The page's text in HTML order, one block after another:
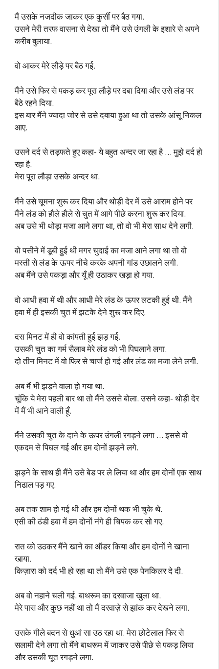
मैं उसके नजदीक जाकर एक कुर्सी पर बैठ गया.
उसने मेरी तरफ वासना से देखा तो मैंने उसे उंगली के इशारे से अपने
करीब बुलाया.
वो आकर मेरे लौड़े पर बैठ गई.
मैंने उसे फिर से पकड़ कर पूरा लौड़े पर दबा दिया और उसे लंड पर
बैठे रहने दिया.
इस बार मैंने ज्यादा जोर से उसे दबाया हुआ था तो उसके आंसू निकल
आए.
उसने दर्द से तड़फते हुए कहा- ये बहुत अन्दर जा रहा है … मुझे दर्द हो
रहा है.
मेरा पूरा लौड़ा उसके अन्दर था.
मैंने उसे चूमना शुरू कर दिया और थोड़ी देर में उसे आराम होने पर
मैंने लंड को हौले हौले से चुत में आगे पीछे करना शुरू कर दिया.
अब उसे भी थोड़ा मजा आने लगा था, तो वो भी मेरा साथ देने लगी.
वो पसीने में डूबी हुई थी मगर चुदाई का मजा आने लगा था तो वो
मस्ती से लंड के ऊपर नीचे करके अपनी गांड उछालने लगी.
अब मैंने उसे पकड़ा और यूँ ही उठाकर खड़ा हो गया.
वो आधी हवा में थी और आधी मेरे लंड के ऊपर लटकी हुई थी. मैंने
हवा में ही इसकी चुत में झटके देने शुरू कर दिए.
दस मिनट में ही वो कांपती हुई झड़ गई.
उसकी चुत का गर्म सैलाब मेरे लंड को भी पिघलाने लगा.
दो तीन मिनट में वो फिर से चार्ज हो गई और लंड का मजा लेने लगी.
अब मैं भी झड़ने वाला हो गया था.
चूंकि ये मेरा पहली बार था तो मैंने उससे बोला. उसने कहा- थोड़ी देर
में मैं भी आने वाली हूँ.
मैंने उसकी चुत के दाने के ऊपर उंगली रगड़ने लगा … इससे वो
एकदम से पिघल गई और हम दोनों झड़ने लगे.
झड़ने के साथ ही मैंने उसे बेड पर ले लिया था और हम दोनों एक साथ
निढाल पड़ गए.
अब तक शाम हो गई थी और हम दोनों थक भी चुके थे.
एसी की ठंडी हवा में हम दोनों नंगे ही चिपक कर सो गए.
रात को उठकर मैंने खाने का ऑडर किया और हम दोनों ने खाना
खाया.
किज़ारा को दर्द भी हो रहा था तो मैंने उसे एक पेनकिलर दे दी.
अब वो नहाने चली गई. बाथरूम का दरवाजा खुला था.
मेरे पास और कुछ नहीं था तो मैं दरवाज़े से झांक कर देखने लगा.
उसके गीले बदन से धुआं सा उठ रहा था. मेरा छोटेलाल फिर से
सलामी देने लगा तो मैंने बाथरूम में जाकर उसे पीछे से पकड़ लिया
और उसकी चूत रगड़ने लगा.